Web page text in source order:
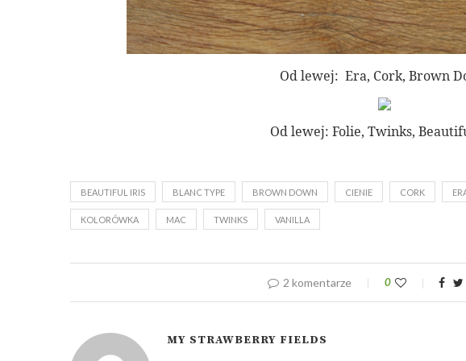
Od lewej: Era, Cork, Brown
Od lewej: Folie, Twinks,
BEAUTIFUL IRIS BLANC TYPE BROWN DOWN CIENIE CORK
KOLORÓWKA MAC TWINKS VANILLA
2 komentarze 0
MY STRAWBERRY FIELDS